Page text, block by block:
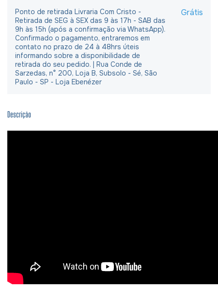
Ponto de retirada Livraria Com Cristo -
Retirada de SEG à SEX das 9 às 17h - SAB das
9h às 15h (após a confirmação via WhatsApp).
Confirmado o pagamento, entraremos em
contato no prazo de 24 à 48hrs úteis
informando sobre a disponibilidade de
retirada do seu pedido. | Rua Conde de
Sarzedas, n° 200, Loja B, Subsolo - Sé, São
Paulo - SP - Loja Ebenézer
Grátis
Descrição